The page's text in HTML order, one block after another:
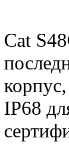
Cat
IP68